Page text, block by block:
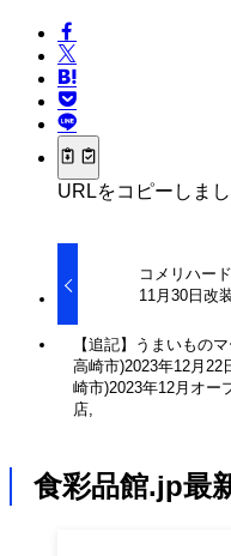
URLをコピーしまし
コメリハー
11月30日改
【追記】うまいもの
高崎市)2023年12月
崎市)2023年12月オー
店,
食彩品館.jp最